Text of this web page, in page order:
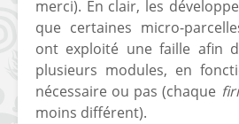
merci). En clair, les
que certaines micro-
ont exploité une faille afin
plusieurs modules, en
nécessaire ou pas (chaque
moins différent).